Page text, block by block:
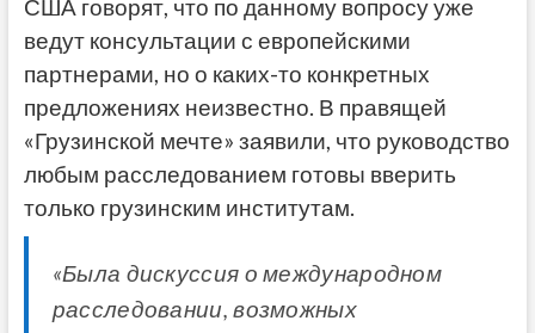
США говорят, что по данному вопросу уже
ведут консультации с европейскими
партнерами, но о каких-то конкретных
предложениях неизвестно. В правящей
«Грузинской мечте» заявили, что руководство
любым расследованием готовы вверить
только грузинским институтам.
«Была дискуссия о международном
расследовании, возможных